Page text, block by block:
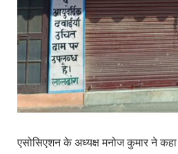
एसोसिएशन के अध्यक्ष मनोज कुमार ने